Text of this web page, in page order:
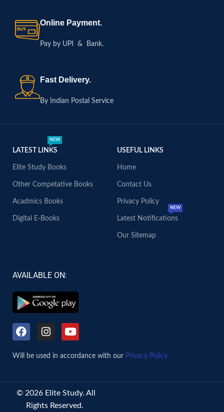
Online Payment.
Pay by UPI & Bank.
Fast Delivery.
By Indian Postal Service
LATEST LINKS
NEW
Elite Study Books
Other Competative Books
Acadmics Books
Digital E-Books
USEFUL LINKS
Home
Contact Us
Privacy Policy
Latest Notifications
NEW
Our Sitemap
AVAILABLE ON:
Will be used in accordance with our Privacy Policy
© 2026 Elite Study. All
Rights Reserved.